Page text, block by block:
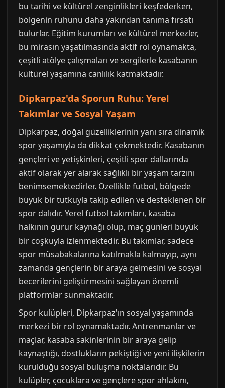
bu tarihi ve kültürel zenginlikleri keşfederken,
bölgenin ruhunu daha yakından tanıma fırsatı
bulurlar. Eğitim kurumları ve kültürel merkezler,
bu mirasın yaşatılmasında aktif rol oynamakta,
çeşitli atölye çalışmaları ve sergilerle kasabanın
kültürel yaşamına canlılık katmaktadır.
Dipkarpaz'da Sporun Ruhu: Yerel
Takımlar ve Sosyal Yaşam
Dipkarpaz, doğal güzelliklerinin yanı sıra dinamik
spor yaşamıyla da dikkat çekmektedir. Kasabanın
gençleri ve yetişkinleri, çeşitli spor dallarında
aktif olarak yer alarak sağlıklı bir yaşam tarzını
benimsemektedirler. Özellikle futbol, bölgede
büyük bir tutkuyla takip edilen ve desteklenen bir
spor dalıdır. Yerel futbol takımları, kasaba
halkının gurur kaynağı olup, maç günleri büyük
bir coşkuyla izlenmektedir. Bu takımlar, sadece
spor müsabakalarına katılmakla kalmayıp, aynı
zamanda gençlerin bir araya gelmesini ve sosyal
becerilerini geliştirmesini sağlayan önemli
platformlar sunmaktadır.
Spor kulüpleri, Dipkarpaz'ın sosyal yaşamında
merkezi bir rol oynamaktadır. Antrenmanlar ve
maçlar, kasaba sakinlerinin bir araya gelip
kaynaştığı, dostlukların pekiştiği ve yeni ilişkilerin
kurulduğu sosyal buluşma noktalarıdır. Bu
kulüpler, çocuklara ve gençlere spor ahlakını,